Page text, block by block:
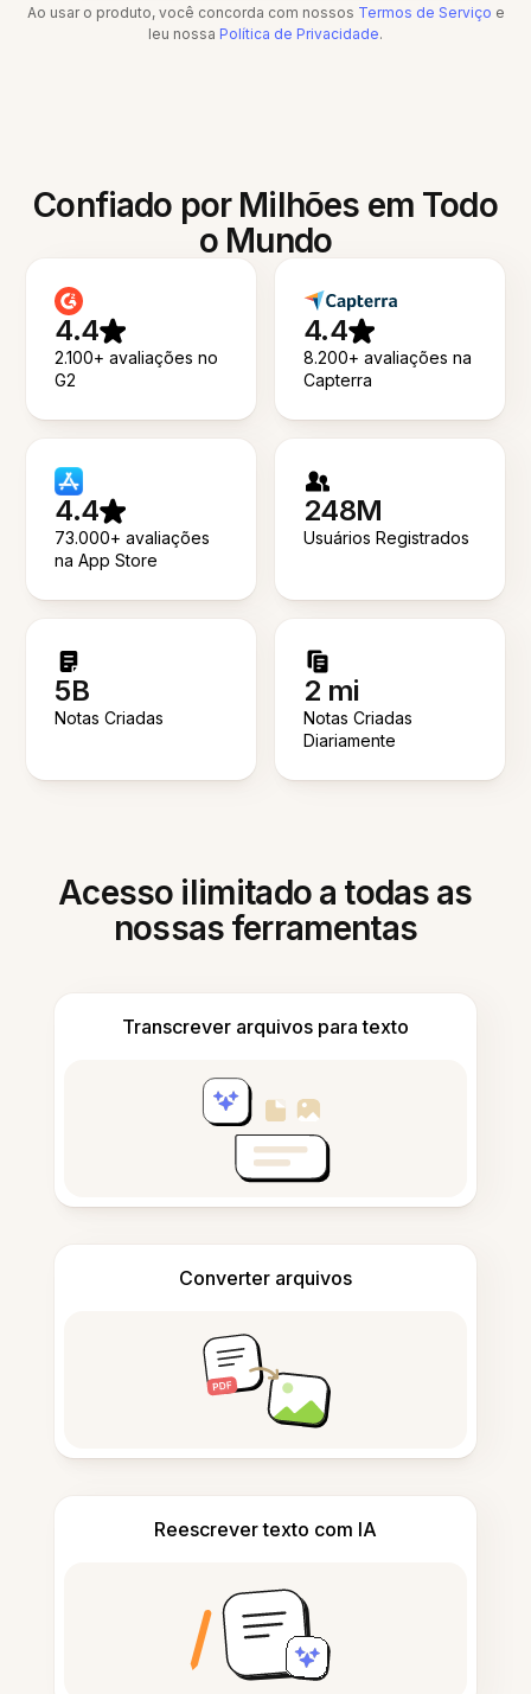
Ao usar o produto, você concorda com nossos Termos de Serviço e
leu nossa Política de Privacidade.
Confiado por Milhões em Todo
o Mundo
4.4
2.100+ avaliações no
G2
4.4
8.200+ avaliações na
Capterra
4.4
73.000+ avaliações
na App Store
248M
Usuários Registrados
5B
Notas Criadas
2 mi
Notas Criadas
Diariamente
Acesso ilimitado a todas as
nossas ferramentas
Transcrever arquivos para texto
Converter arquivos
Reescrever texto com IA